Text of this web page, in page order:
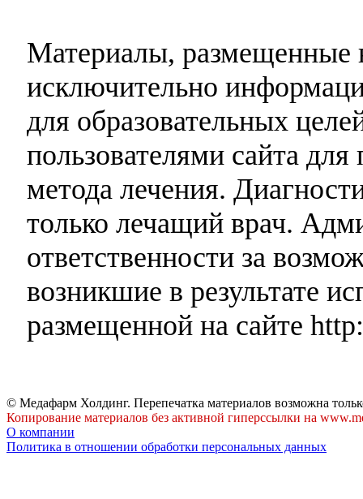
Материалы, размещенные
исключительно
для образовательных
пользователями сайта
метода лечения.
только лечащий врач.
ответственности за
возникшие в результате
размещенной на сайте
© Медафарм Холдинг. Перепечатка материалов возможна
Копирование материалов без активной гиперссылки на
О компании
Политика в отношении обработки персональных данных